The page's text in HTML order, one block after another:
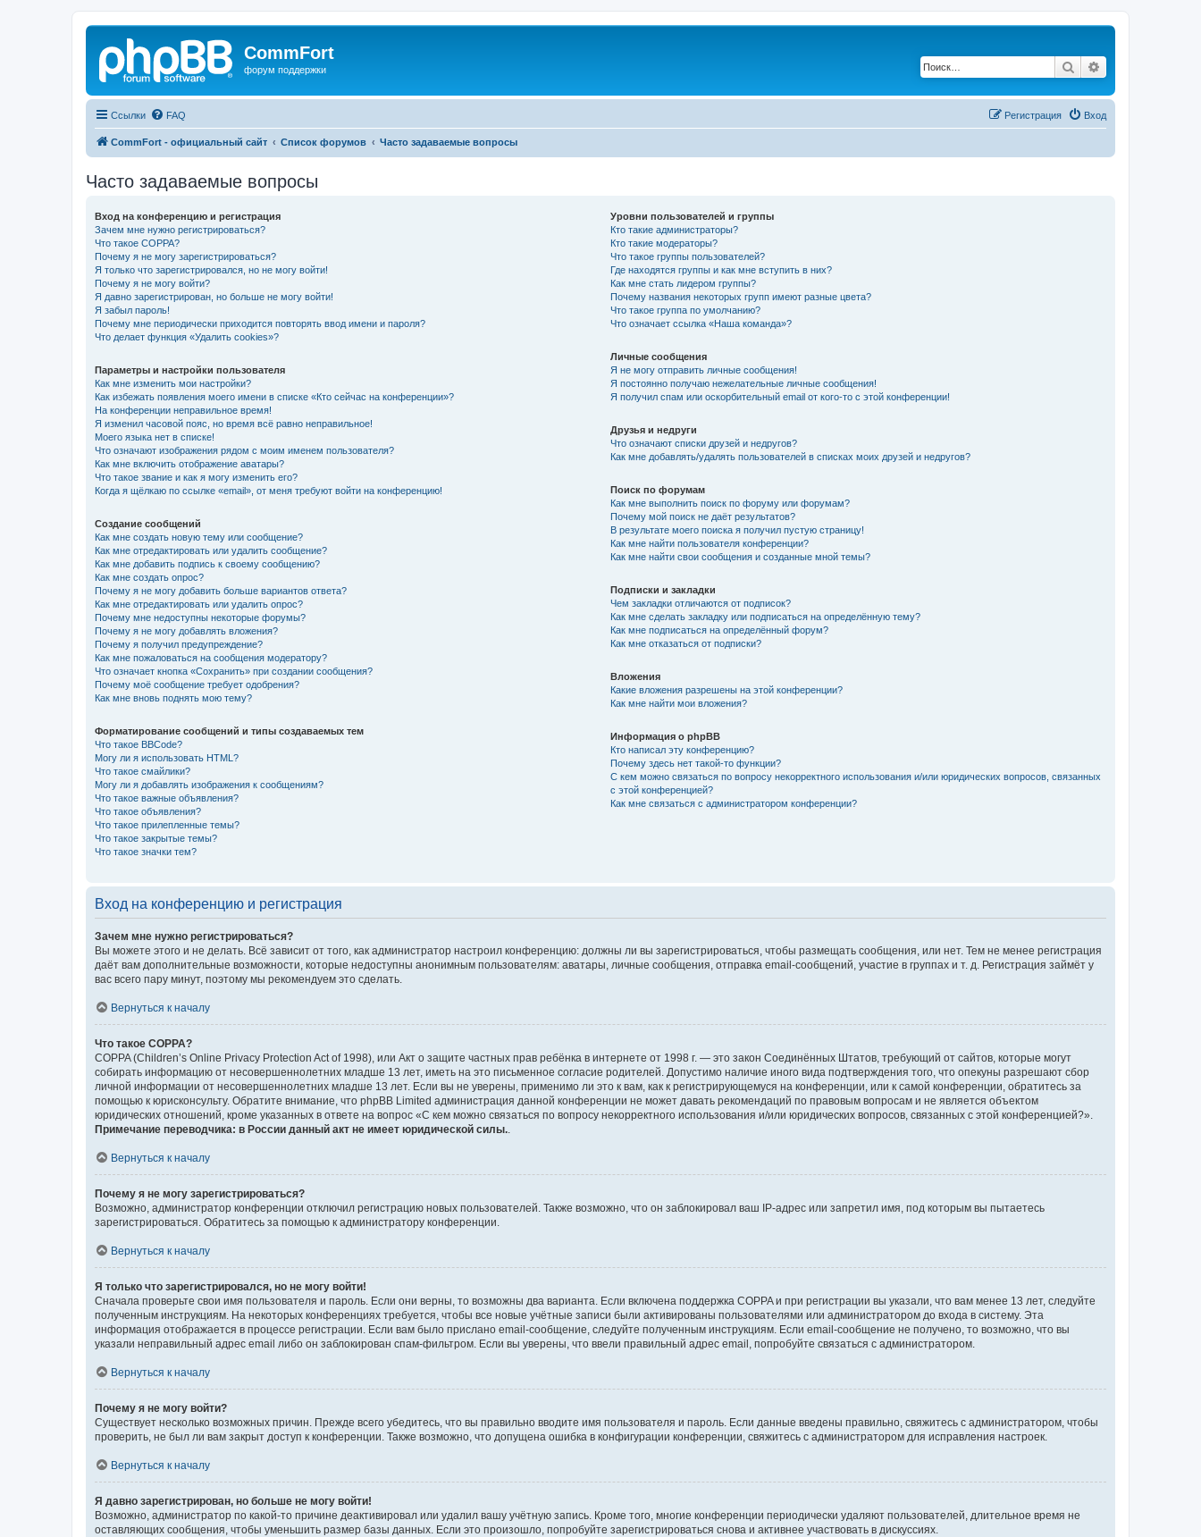
CommFort
форум поддержки Поиск
Ссылки FAQ Вход
Регистрация
CommFort - официальный сайт Список форумов Часто задаваемые вопросы
Часто задаваемые вопросы
Вход на конференцию и регистрация
Зачем мне нужно регистрироваться?
Что такое COPPA?
Почему я не могу зарегистрироваться?
Я только что зарегистрировался, но не могу войти!
Почему я не могу войти?
Я давно зарегистрирован, но больше не могу войти!
Я забыл пароль!
Почему мне периодически приходится повторять ввод имени и пароля?
Что делает функция «Удалить cookies»?
Параметры и настройки пользователя
Как мне изменить мои настройки?
Как избежать появления моего имени в списке «Кто сейчас на конференции»?
На конференции неправильное время!
Я изменил часовой пояс, но время всё равно неправильное!
Моего языка нет в списке!
Что означают изображения рядом с моим именем пользователя?
Как мне включить отображение аватары?
Что такое звание и как я могу изменить его?
Когда я щёлкаю по ссылке «email», от меня требуют войти на конференцию!
Создание сообщений
Как мне создать новую тему или сообщение?
Как мне отредактировать или удалить сообщение?
Как мне добавить подпись к своему сообщению?
Как мне создать опрос?
Почему я не могу добавить больше вариантов ответа?
Как мне отредактировать или удалить опрос?
Почему мне недоступны некоторые форумы?
Почему я не могу добавлять вложения?
Почему я получил предупреждение?
Как мне пожаловаться на сообщения модератору?
Что означает кнопка «Сохранить» при создании сообщения?
Почему моё сообщение требует одобрения?
Как мне вновь поднять мою тему?
Форматирование сообщений и типы создаваемых тем
Что такое BBCode?
Могу ли я использовать HTML?
Что такое смайлики?
Могу ли я добавлять изображения к сообщениям?
Что такое важные объявления?
Что такое объявления?
Что такое прилепленные темы?
Что такое закрытые темы?
Что такое значки тем?
Уровни пользователей и группы
Кто такие администраторы?
Кто такие модераторы?
Что такое группы пользователей?
Где находятся группы и как мне вступить в них?
Как мне стать лидером группы?
Почему названия некоторых групп имеют разные цвета?
Что такое группа по умолчанию?
Что означает ссылка «Наша команда»?
Личные сообщения
Я не могу отправить личные сообщения!
Я постоянно получаю нежелательные личные сообщения!
Я получил спам или оскорбительный email от кого-то с этой конференции!
Друзья и недруги
Что означают списки друзей и недругов?
Как мне добавлять/удалять пользователей в списках моих друзей и недругов?
Поиск по форумам
Как мне выполнить поиск по форуму или форумам?
Почему мой поиск не даёт результатов?
В результате моего поиска я получил пустую страницу!
Как мне найти пользователя конференции?
Как мне найти свои сообщения и созданные мной темы?
Подписки и закладки
Чем закладки отличаются от подписок?
Как мне сделать закладку или подписаться на определённую тему?
Как мне подписаться на определённый форум?
Как мне отказаться от подписки?
Вложения
Какие вложения разрешены на этой конференции?
Как мне найти мои вложения?
Информация о phpBB
Кто написал эту конференцию?
Почему здесь нет такой-то функции?
С кем можно связаться по вопросу некорректного использования и/или юридических вопросов, связанных
с этой конференцией?
Как мне связаться с администратором конференции?
Вход на конференцию и регистрация
Зачем мне нужно регистрироваться?
Вы можете этого и не делать. Всё зависит от того, как администратор настроил конференцию: должны ли вы зарегистрироваться, чтобы размещать сообщения, или нет. Тем не менее регистрация
даёт вам дополнительные возможности, которые недоступны анонимным пользователям: аватары, личные сообщения, отправка email-сообщений, участие в группах и т. д. Регистрация займёт у
вас всего пару минут, поэтому мы рекомендуем это сделать.
Вернуться к началу
Что такое COPPA?
COPPA (Children’s Online Privacy Protection Act of 1998), или Акт о защите частных прав ребёнка в интернете от 1998 г. — это закон Соединённых Штатов, требующий от сайтов, которые могут
собирать информацию от несовершеннолетних младше 13 лет, иметь на это письменное согласие родителей. Допустимо наличие иного вида подтверждения того, что опекуны разрешают сбор
личной информации от несовершеннолетних младше 13 лет. Если вы не уверены, применимо ли это к вам, как к регистрирующемуся на конференции, или к самой конференции, обратитесь за
помощью к юрисконсульту. Обратите внимание, что phpBB Limited администрация данной конференции не может давать рекомендаций по правовым вопросам и не является объектом
юридических отношений, кроме указанных в ответе на вопрос «С кем можно связаться по вопросу некорректного использования и/или юридических вопросов, связанных с этой конференцией?».
Примечание переводчика: в России данный акт не имеет юридической силы.
Вернуться к началу
Почему я не могу зарегистрироваться?
Возможно, администратор конференции отключил регистрацию новых пользователей. Также возможно, что он заблокировал ваш IP-адрес или запретил имя, под которым вы пытаетесь
зарегистрироваться. Обратитесь за помощью к администратору конференции.
Вернуться к началу
Я только что зарегистрировался, но не могу войти!
Сначала проверьте свои имя пользователя и пароль. Если они верны, то возможны два варианта. Если включена поддержка COPPA и при регистрации вы указали, что вам менее 13 лет, следуйте
полученным инструкциям. На некоторых конференциях требуется, чтобы все новые учётные записи были активированы пользователями или администратором до входа в систему. Эта
информация отображается в процессе регистрации. Если вам было прислано email-сообщение, следуйте полученным инструкциям. Если email-сообщение не получено, то возможно, что вы
указали неправильный адрес email либо он заблокирован спам-фильтром. Если вы уверены, что ввели правильный адрес email, попробуйте связаться с администратором.
Вернуться к началу
Почему я не могу войти?
Существует несколько возможных причин. Прежде всего убедитесь, что вы правильно вводите имя пользователя и пароль. Если данные введены правильно, свяжитесь с администратором, чтобы
проверить, не был ли вам закрыт доступ к конференции. Также возможно, что допущена ошибка в конфигурации конференции, свяжитесь с администратором для исправления настроек.
Вернуться к началу
Я давно зарегистрирован, но больше не могу войти!
Возможно, администратор по какой-то причине деактивировал или удалил вашу учётную запись. Кроме того, многие конференции периодически удаляют пользователей, длительное время не
оставляющих сообщения, чтобы уменьшить размер базы данных. Если это произошло, попробуйте зарегистрироваться снова и активнее участвовать в дискуссиях.